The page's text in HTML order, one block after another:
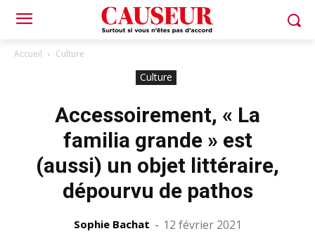
Accueil Culture
Culture
Accessoirement, « La
familia grande » est
(aussi) un objet littéraire,
dépourvu de pathos
Sophie Bachat - 12 février 2021